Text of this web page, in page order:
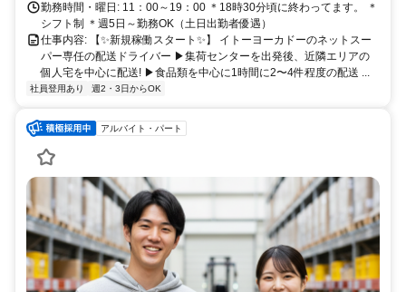
勤務時間・曜日: 11：00～19：00 ＊18時30分頃に終わってます。 ＊
シフト制 ＊週5日～勤務OK（土日出勤者優遇）
仕事内容: 【✨新規稼働スタート✨】 イトーヨーカドーのネットスー
パー専任の配送ドライバー ▶集荷センターを出発後、近隣エリアの
個人宅を中心に配送! ▶食品類を中心に1時間に2〜4件程度の配送 ...
社員登用あり 週2・3日からOK
アルバイト・パート